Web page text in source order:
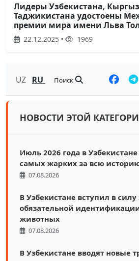
Лидеры Узбекистана,
Таджикистана удостоены
премии мира имени Льва
22.12.2025 • 1969
UZ RU Поиск
НОВОСТИ ЭТОЙ
Июль 2026 года в
самых жарких за всю
07.08.2026
В Узбекистане вступил в силу
обязательной
животных
07.08.2026
В Узбекистане вводят новые